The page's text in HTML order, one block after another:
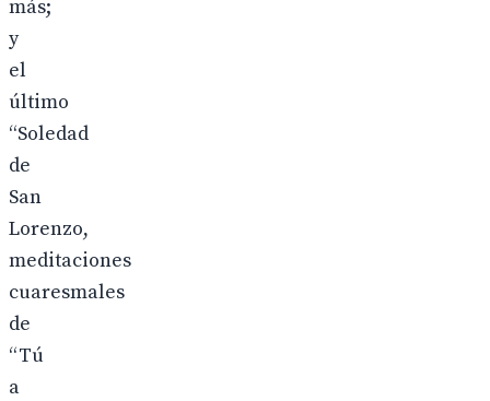
más;
y
el
último
“Soledad
de
San
Lorenzo,
meditaciones
cuaresmales
de
“Tú
a